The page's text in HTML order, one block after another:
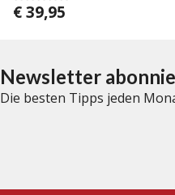
0
€39,95
Newsletter
Die besten Tipps jeden